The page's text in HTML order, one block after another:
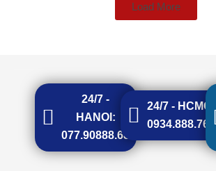
Load More
24/7 -
HANOI:
077.90888.68
24/7 - HCMC:
0934.888.768